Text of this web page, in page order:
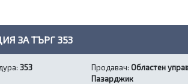
ЗА ТЪРГ 353
353 Продавач: Областен
Пазарджик